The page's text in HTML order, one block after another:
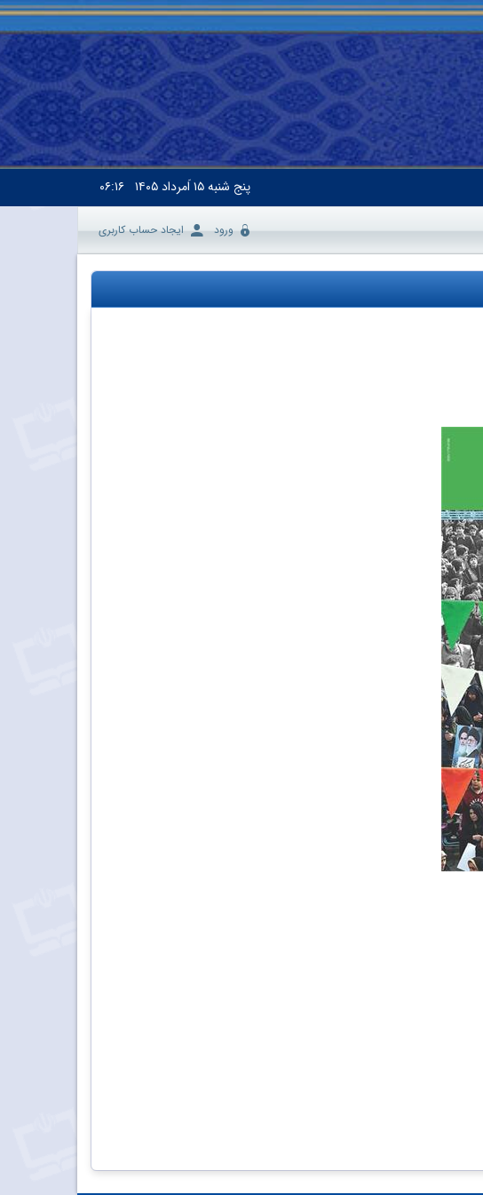
پنج شنبه۱۵ اَمرداد ۱۴۰۵ ۰۶:۱۶
ورود ایجاد حساب کاربری